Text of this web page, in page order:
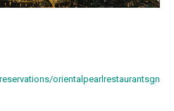
orientalpearlrestaurantsgn